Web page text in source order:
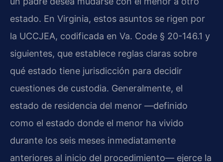
estado. En Virginia, estos asuntos se rigen por
la UCCJEA, codificada en Va. Code § 20-146.1 y
siguientes, que establece reglas claras sobre
qué estado tiene jurisdicción para decidir
cuestiones de custodia. Generalmente, el
estado de residencia del menor —definido
como el estado donde el menor ha vivido
durante los seis meses inmediatamente
anteriores al inicio del procedimiento— ejerce la